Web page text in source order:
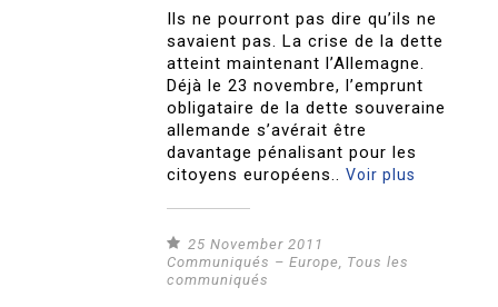
Ils ne pourront pas dire qu’ils ne
savaient pas. La crise de la dette
atteint maintenant l’Allemagne.
Déjà le 23 novembre, l’emprunt
obligataire de la dette souveraine
allemande s’avérait être
davantage pénalisant pour les
citoyens européens..Voir plus
25 November 2011
Communiqués – Europe, Tous les
communiqués